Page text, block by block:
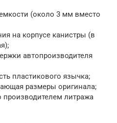
(около 3 мм вместо
на корпусе канистры (в
автопроизводителя
пластикового язычка;
размеры оригинала;
производителем литража